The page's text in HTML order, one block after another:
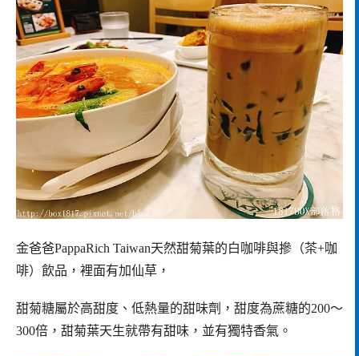
金爸爸PappaRich Taiwan天然甜菊葉的白咖啡與摻（茶+咖
啡）飲品，裡面有加仙草，
甜菊糖屬於高甜度、低熱量的甜味劑，甜度為蔗糖的200～
300倍，甜菊葉天生就帶有甜味，並有獨特香氣。